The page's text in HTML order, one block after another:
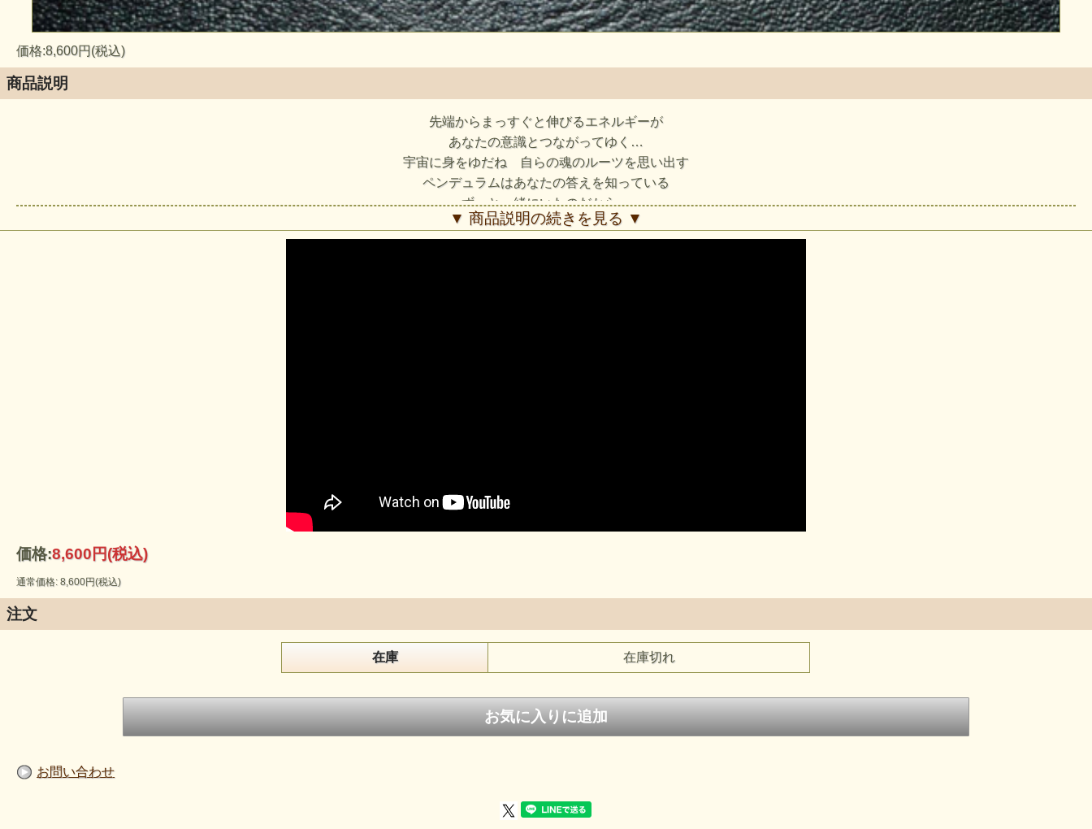
価格:8,600円(税込)
商品説明
先端からまっすぐと伸びるエネルギーが
あなたの意識とつながってゆく…
宇宙に身をゆだね 自らの魂のルーツを思い出す
ペンデュラムはあなたの答えを知っている
ずっと一緒にいたのだから…
精霊たちとの対話にも使われてきました。
このペンデュラムは石で出来ているので
ただのツールではなく、意識体であると理解して下さい。
そして、ペンデュラムを使うときは
アカシックレコードと繋がっているということを意識して
自らの直観を信じましょう。
ペンデュラムは、一歩を踏み出す勇気を与えてくれる
▼ 商品説明の続きを見る ▼
価格:8,600円(税込)
通常価格: 8,600円(税込)
注文
在庫 在庫切れ
お問い合わせ